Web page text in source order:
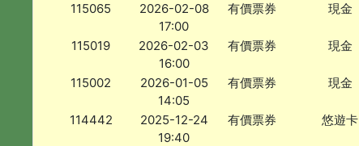
115065
2026-02-08
17:00
有價票券 現金
115019
2026-02-03
16:00
有價票券 現金
115002
2026-01-05
14:05
有價票券 現金
114442
2025-12-24
19:40
有價票券 悠遊卡